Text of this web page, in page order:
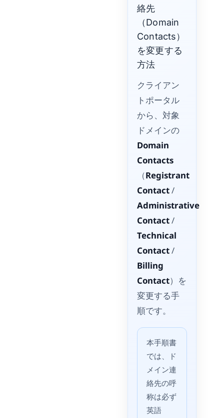
絡先
（Domain
Contacts）
を変更する
方法
クライアン
トポータル
から、対象
ドメインの
Domain
Contacts
（Registrant
Contact/
Administrative
Contact/
Technical
Contact/
Billing
Contact）を
変更する手
順です。
本手順書
では、ド
メイン連
絡先の呼
称は必ず
英語